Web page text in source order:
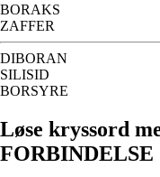
BORAKS
ZAFFER
DIBORAN
SILISID
BORSYRE
Løse kryssord
FORBINDELSE